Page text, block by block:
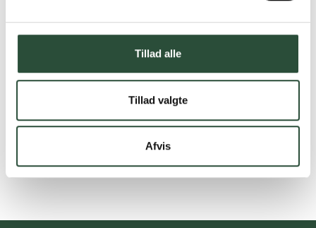
Tillad alle
Tillad valgte
Afvis